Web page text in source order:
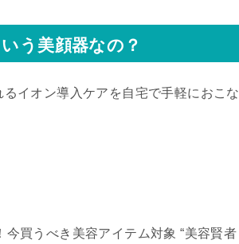
う美顔器なの？
るイオン導入ケアを自宅で手軽におこな
買うべき美容アイテム対象 “美容賢者